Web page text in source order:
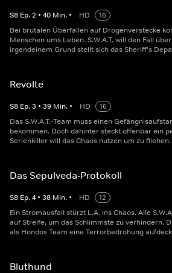
S8 Ep.2 • 40 Min. • HD
16
Bei brutalen Überfällen auf Drogenverstecke
Menschen ums Leben. S.W.A.T. will den Fall
irgendeinem Grund stellt sich das Sheriff's
Revolte
S8 Ep.3 • 39 Min. • HD
16
Das S.W.A.T.-Team muss einen
bekommen. Doch dahinter steckt offenbar ein
Serienkiller will das Chaos nutzen um zu fliehen.
Das Sepulveda-Protokoll
S8 Ep.4 • 38 Min. • HD
12
Ein Stromausfall stürzt L.A. ins Chaos. Alle
auf Streife, um das Schlimmste zu verhindern.
als Hondos Team eine Terrorbedrohung
Bluthund